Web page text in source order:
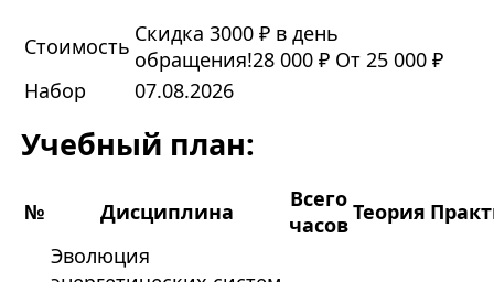
Стоимость Скидка 3000 ₽ в день
обращения!28 000 ₽ От 25 000 ₽
Набор
07.08.2026
Учебный план:
№ Дисциплина
Всего
часовТеория
Эволюция